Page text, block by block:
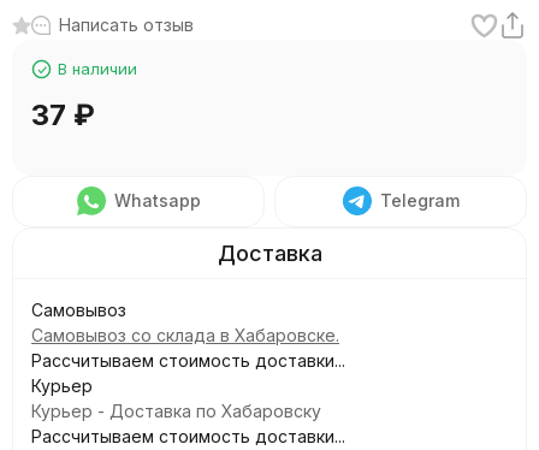
Написать отзыв
В наличии
37 ₽
Whatsapp Telegram
Самовывоз
Самовывоз со склада в Хабаровске.
Рассчитываем стоимость доставки...
Курьер
Курьер - Доставка по Хабаровску
Рассчитываем стоимость доставки...